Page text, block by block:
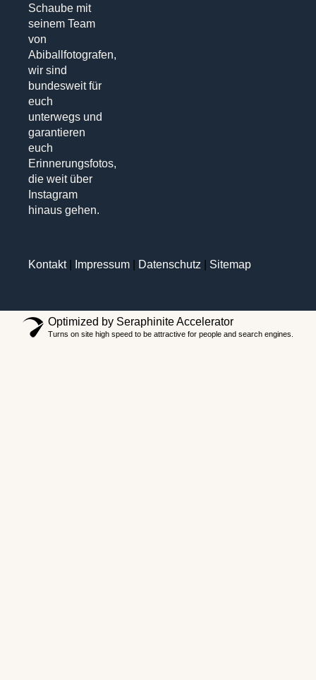
Schaube mit
seinem Team
von
Abiballfotografen,
wir sind
bundesweit für
euch
unterwegs und
garantieren
euch
Erinnerungsfotos,
die weit über
Instagram
hinaus gehen.
Kontakt| Impressum Datenschutz Sitemap
Optimized by Seraphinite Accelerator
Turns on site high speed to be attractive for people and search engines.